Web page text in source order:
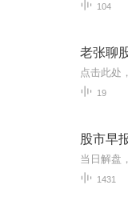
104
老张聊
19
股市早
当日解盘
1431